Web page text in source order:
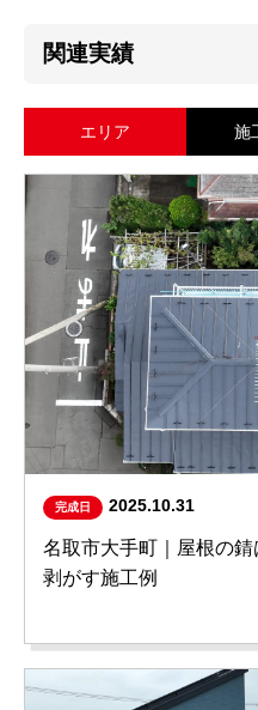
関連実績
エリア 施
完成日 2025.10.31
名取市大手町｜屋根の
剥がす施工例